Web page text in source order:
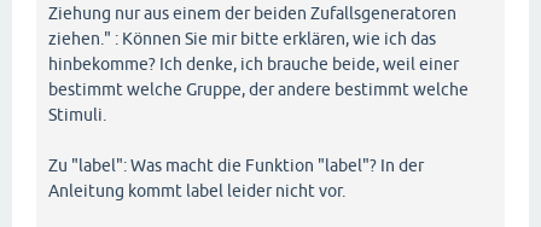
Ziehung nur aus einem der beiden Zufallsgeneratoren
ziehen." : Können Sie mir bitte erklären, wie ich das
hinbekomme? Ich denke, ich brauche beide, weil einer
bestimmt welche Gruppe, der andere bestimmt welche
Stimuli.
Zu "label": Was macht die Funktion "label"? In der
Anleitung kommt label leider nicht vor.